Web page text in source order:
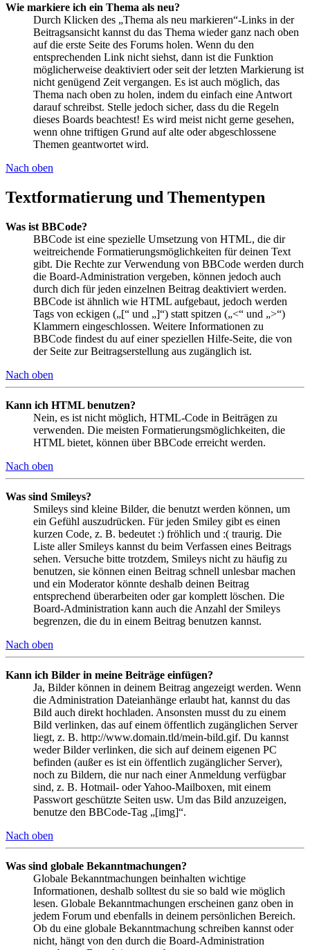
Wie markiere ich ein Thema als neu?
Durch Klicken des „Thema als neu markieren“-Links in der
Beitragsansicht kannst du das Thema wieder ganz nach oben
auf die erste Seite des Forums holen. Wenn du den
entsprechenden Link nicht siehst, dann ist die Funktion
möglicherweise deaktiviert oder seit der letzten Markierung ist
nicht genügend Zeit vergangen. Es ist auch möglich, das
Thema nach oben zu holen, indem du einfach eine Antwort
darauf schreibst. Stelle jedoch sicher, dass du die Regeln
dieses Boards beachtest! Es wird meist nicht gerne gesehen,
wenn ohne triftigen Grund auf alte oder abgeschlossene
Themen geantwortet wird.
Nach oben
Textformatierung und Thementypen
Was ist BBCode?
BBCode ist eine spezielle Umsetzung von HTML, die dir
weitreichende Formatierungsmöglichkeiten für deinen Text
gibt. Die Rechte zur Verwendung von BBCode werden durch
die Board-Administration vergeben, können jedoch auch
durch dich für jeden einzelnen Beitrag deaktiviert werden.
BBCode ist ähnlich wie HTML aufgebaut, jedoch werden
Tags von eckigen („[“ und „]“) statt spitzen („<“ und „>“)
Klammern eingeschlossen. Weitere Informationen zu
BBCode findest du auf einer speziellen Hilfe-Seite, die von
der Seite zur Beitragserstellung aus zugänglich ist.
Nach oben
Kann ich HTML benutzen?
Nein, es ist nicht möglich, HTML-Code in Beiträgen zu
verwenden. Die meisten Formatierungsmöglichkeiten, die
HTML bietet, können über BBCode erreicht werden.
Nach oben
Was sind Smileys?
Smileys sind kleine Bilder, die benutzt werden können, um
ein Gefühl auszudrücken. Für jeden Smiley gibt es einen
kurzen Code, z. B. bedeutet :) fröhlich und :( traurig. Die
Liste aller Smileys kannst du beim Verfassen eines Beitrags
sehen. Versuche bitte trotzdem, Smileys nicht zu häufig zu
benutzen, sie können einen Beitrag schnell unlesbar machen
und ein Moderator könnte deshalb deinen Beitrag
entsprechend überarbeiten oder gar komplett löschen. Die
Board-Administration kann auch die Anzahl der Smileys
begrenzen, die du in einem Beitrag benutzen kannst.
Nach oben
Kann ich Bilder in meine Beiträge einfügen?
Ja, Bilder können in deinem Beitrag angezeigt werden. Wenn
die Administration Dateianhänge erlaubt hat, kannst du das
Bild auch direkt hochladen. Ansonsten musst du zu einem
Bild verlinken, das auf einem öffentlich zugänglichen Server
liegt, z. B. http://www.domain.tld/mein-bild.gif. Du kannst
weder Bilder verlinken, die sich auf deinem eigenen PC
befinden (außer es ist ein öffentlich zugänglicher Server),
noch zu Bildern, die nur nach einer Anmeldung verfügbar
sind, z. B. Hotmail- oder Yahoo-Mailboxen, mit einem
Passwort geschützte Seiten usw. Um das Bild anzuzeigen,
benutze den BBCode-Tag „[img]“.
Nach oben
Was sind globale Bekanntmachungen?
Globale Bekanntmachungen beinhalten wichtige
Informationen, deshalb solltest du sie so bald wie möglich
lesen. Globale Bekanntmachungen erscheinen ganz oben in
jedem Forum und ebenfalls in deinem persönlichen Bereich.
Ob du eine globale Bekanntmachung schreiben kannst oder
nicht, hängt von den durch die Board-Administration